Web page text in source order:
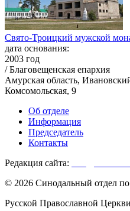
Свято-Троицкий мужской
дата основания:
2003 год
/ Благовещенская епархия
Амурская область,
Комсомольская, 9
Об отделе
Информация
Председатель
Контакты
Редакция сайта:
© 2026 Синодальный отдел
Русской Православной Церкви